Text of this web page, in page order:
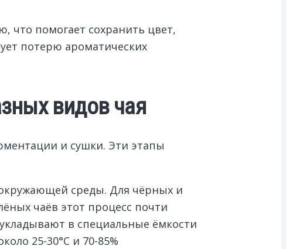
что помогает сохранить цвет,
потерю ароматических
видов чая
и сушки. Эти этапы
среды. Для чёрных и
чаёв этот процесс почти
в специальные ёмкости
25-30°C и 70-85%